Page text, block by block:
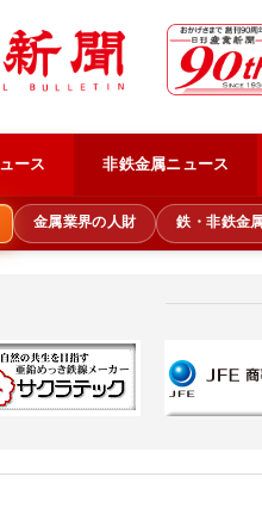
ース 非鉄金属ニュース
金属業界の人財 鉄・非鉄金